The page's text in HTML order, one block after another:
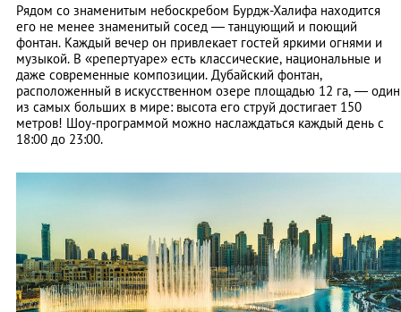
Рядом со знаменитым небоскребом Бурдж-Халифа находится
его не менее знаменитый сосед — танцующий и поющий
фонтан. Каждый вечер он привлекает гостей яркими огнями и
музыкой. В «репертуаре» есть классические, национальные и
даже современные композиции. Дубайский фонтан,
расположенный в искусственном озере площадью 12 га, — один
из самых больших в мире: высота его струй достигает 150
метров! Шоу-программой можно наслаждаться каждый день с
18:00 до 23:00.